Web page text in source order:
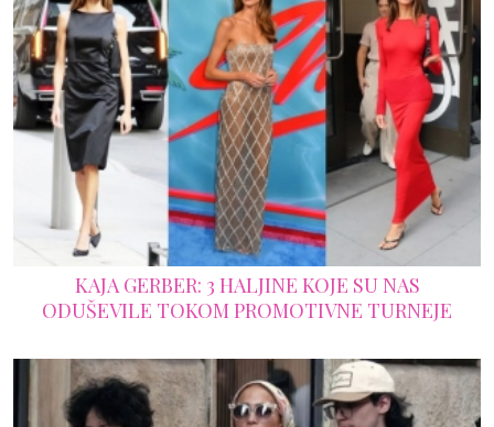
KAJA GERBER: 3 HALJINE KOJE SU NAS
ODUŠEVILE TOKOM PROMOTIVNE TURNEJE